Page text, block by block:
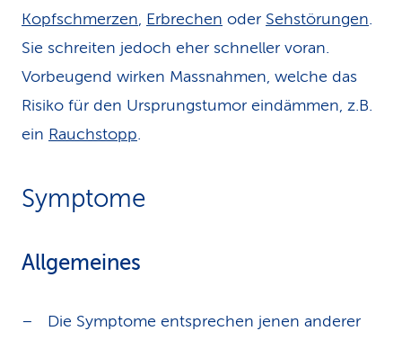
Kopfschmerzen, Erbrechen oder Sehstörungen.
Sie schreiten jedoch eher schneller voran.
Vorbeugend wirken Massnahmen, welche das
Risiko für den Ursprungstumor eindämmen, z.B.
ein Rauchstopp.
Symptome
Allgemeines
Die Symptome entsprechen jenen anderer